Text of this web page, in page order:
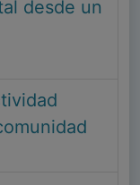
desde un